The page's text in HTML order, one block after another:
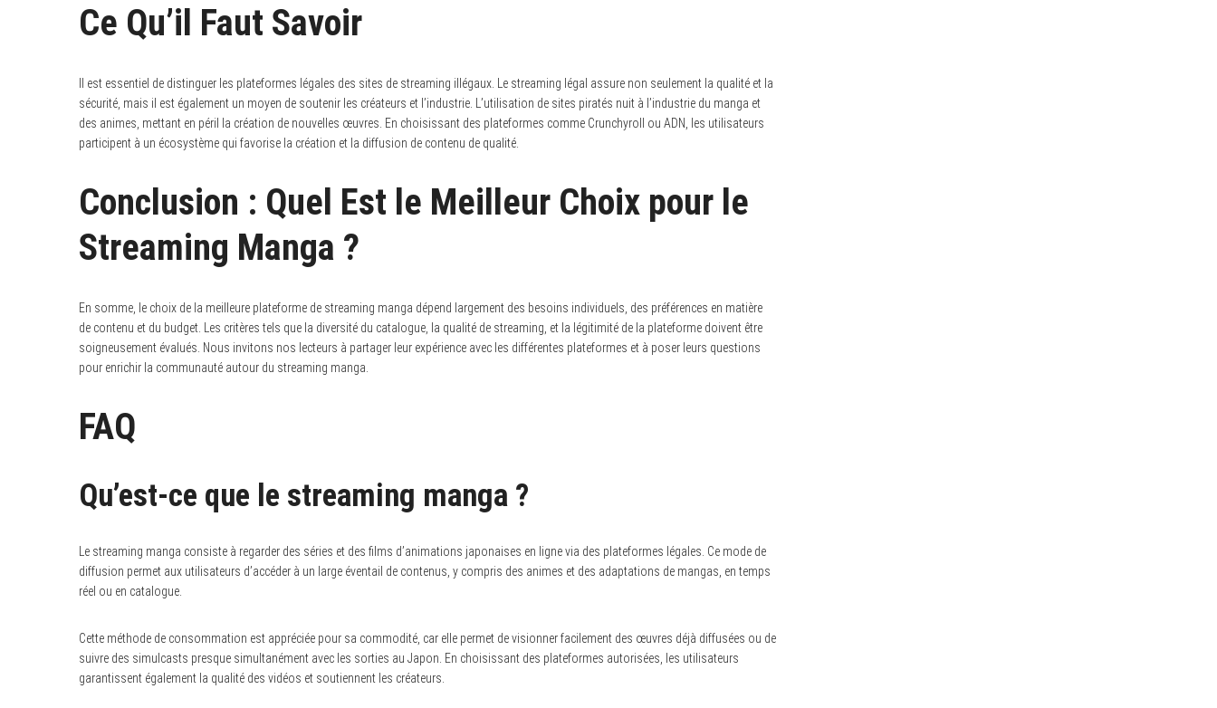
Ce Qu’il Faut Savoir
Il est essentiel de distinguer les plateformes légales des sites de streaming illégaux. Le streaming légal assure non seulement la qualité et la
sécurité, mais il est également un moyen de soutenir les créateurs et l’industrie. L’utilisation de sites piratés nuit à l’industrie du manga et
des animes, mettant en péril la création de nouvelles œuvres. En choisissant des plateformes comme Crunchyroll ou ADN, les utilisateurs
participent à un écosystème qui favorise la création et la diffusion de contenu de qualité.
Conclusion : Quel Est le Meilleur Choix pour le
Streaming Manga ?
En somme, le choix de la meilleure plateforme de streaming manga dépend largement des besoins individuels, des préférences en matière
de contenu et du budget. Les critères tels que la diversité du catalogue, la qualité de streaming, et la légitimité de la plateforme doivent être
soigneusement évalués. Nous invitons nos lecteurs à partager leur expérience avec les différentes plateformes et à poser leurs questions
pour enrichir la communauté autour du streaming manga.
FAQ
Qu’est-ce que le streaming manga ?
Le streaming manga consiste à regarder des séries et des films d’animations japonaises en ligne via des plateformes légales. Ce mode de
diffusion permet aux utilisateurs d’accéder à un large éventail de contenus, y compris des animes et des adaptations de mangas, en temps
réel ou en catalogue.
Cette méthode de consommation est appréciée pour sa commodité, car elle permet de visionner facilement des œuvres déjà diffusées ou de
suivre des simulcasts presque simultanément avec les sorties au Japon. En choisissant des plateformes autorisées, les utilisateurs
garantissent également la qualité des vidéos et soutiennent les créateurs.